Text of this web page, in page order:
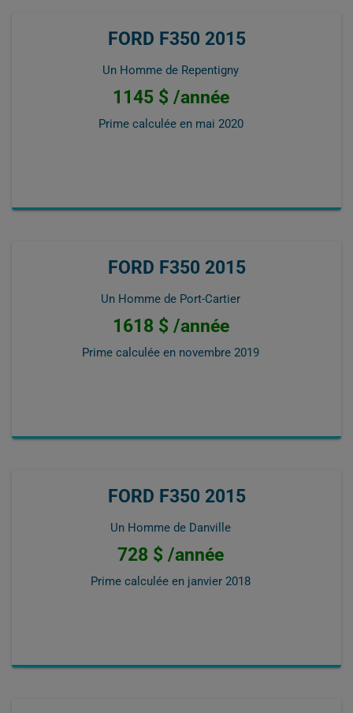
FORD F350 2015
Un Homme de Repentigny
1145 $ /année
Prime calculée en mai 2020
FORD F350 2015
Un Homme de Port-Cartier
1618 $ /année
Prime calculée en novembre 2019
FORD F350 2015
Un Homme de Danville
728 $ /année
Prime calculée en janvier 2018